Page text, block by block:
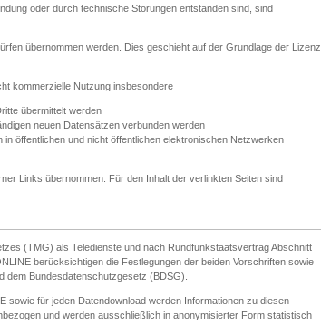
oder durch technische Störungen entstanden sind, sind
übernommen werden. Dies geschieht auf der Grundlage der Lizenz
kommerzielle Nutzung insbesondere
übermittelt werden
neuen Datensätzen verbunden werden
öffentlichen und nicht öffentlichen elektronischen Netzwerken
Links übernommen. Für den Inhalt der verlinkten Seiten sind
(TMG) als Teledienste und nach Rundfunkstaatsvertrag Abschnitt
berücksichtigen die Festlegungen der beiden Vorschriften sowie
Bundesdatenschutzgesetz (BDSG).
sowie für jeden Datendownload werden Informationen zu diesen
und werden ausschließlich in anonymisierter Form statistisch